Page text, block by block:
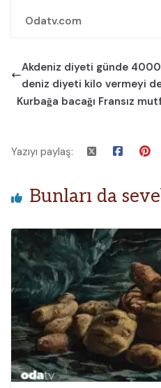
Odatv.com
Akdeniz diyeti günde
deniz diyeti kilo vermeyi
Kurbağa bacağı Fransız
Yazıyı paylaş:
Bunları da